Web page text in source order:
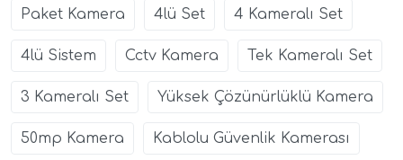
Paket Kamera 4lü Set 4 Kameralı Set
4lü Sistem Cctv Kamera Tek Kameralı Set
3 Kameralı Set Yüksek Çözünürlüklü Kamera
50mp Kamera Kablolu Güvenlik Kamerası